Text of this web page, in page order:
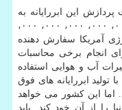
این ابررایانه به
۱.۵ اگزافلاپس می رسد كه برابر با ۱، ۰۰۰، ۰۰۰، ۰۰۰، ۰۰۰، ۰۰۰،
آمریكا سفارش دهنده
انجام برخی محاسبات
آب و هوایی استفاده
تولید ابررایانه های فوق
اما این كشور می خواهد
را از آن خود كند. باید